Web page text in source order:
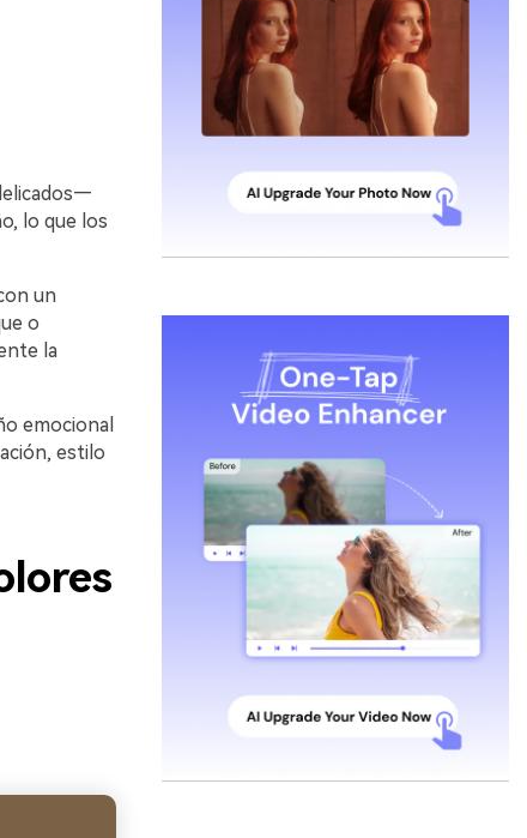
lo que los
un
o
la
emocional
estilo